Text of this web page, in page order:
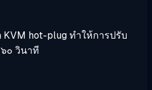
hot-plug ทำให้การปรับ
๐ วินาที